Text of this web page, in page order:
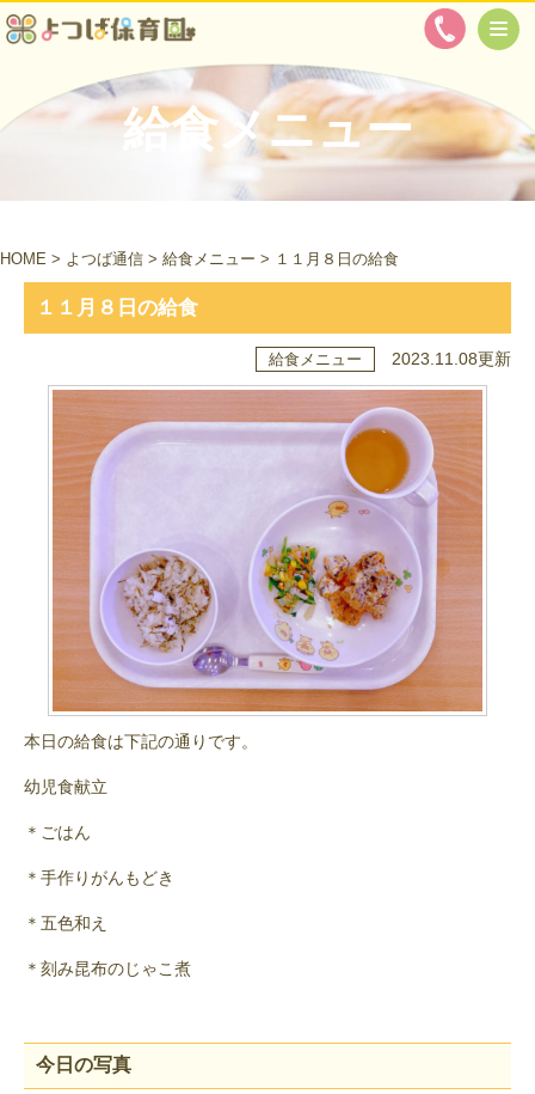
給食メニュー
HOME > よつば通信 > 給食メニュー > １１月８日の給食
１１月８日の給食
給食メニュー 2023.11.08更新
本日の給食は下記の通りです。
幼児食献立
＊ごはん
＊手作りがんもどき
＊五色和え
＊刻み昆布のじゃこ煮
今日の写真